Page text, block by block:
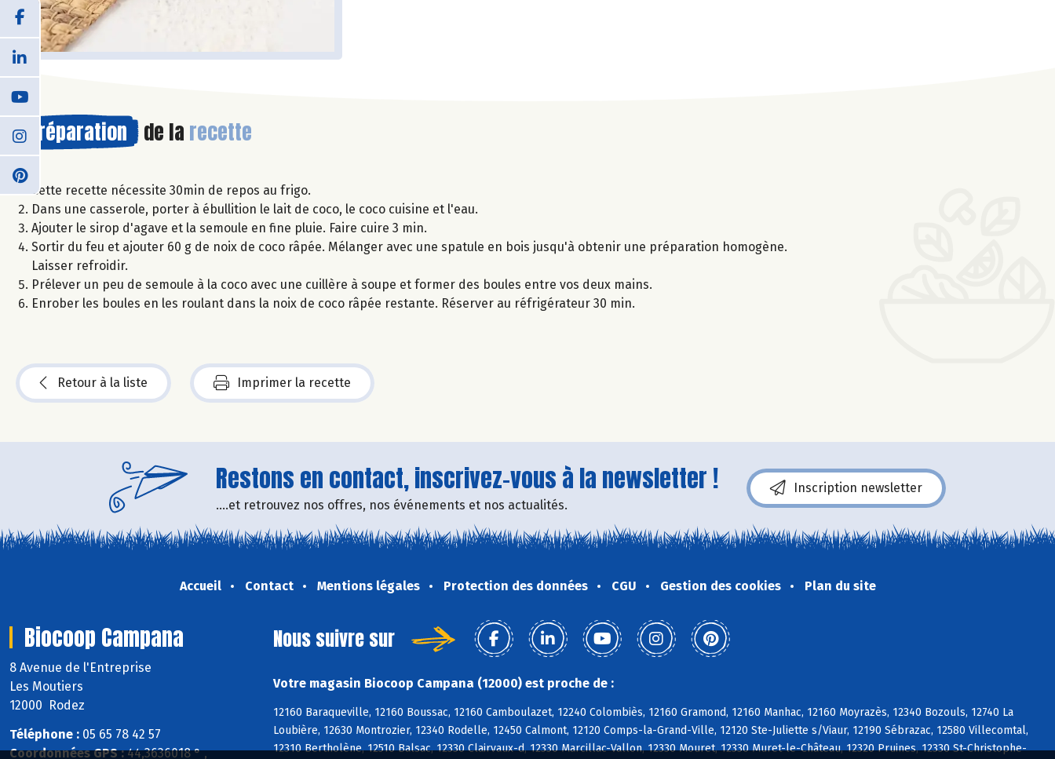
Préparation de la recette
Cette recette nécessite 30min de repos au frigo.
Dans une casserole, porter à ébullition le lait de coco, le coco cuisine et l'eau.
Ajouter le sirop d'agave et la semoule en fine pluie. Faire cuire 3 min.
Sortir du feu et ajouter 60 g de noix de coco râpée. Mélanger avec une spatule en bois jusqu'à obtenir une préparation homogène.
Laisser refroidir.
Prélever un peu de semoule à la coco avec une cuillère à soupe et former des boules entre vos deux mains.
Enrober les boules en les roulant dans la noix de coco râpée restante. Réserver au réfrigérateur 30 min.
Retour à la liste Imprimer la recette
Restons en contact, inscrivez-vous à la newsletter !
....et retrouvez nos offres, nos événements et nos actualités.
Inscription newsletter
Accueil Contact Mentions légales Protection des données CGU Gestion des cookies Plan du site
Biocoop Campana
8 Avenue de l'Entreprise
Les Moutiers
12000 Rodez
Téléphone : 05 65 78 42 57
Coordonnées GPS :44,3636018 ° ,
Nous suivre sur
Votre magasin Biocoop Campana (12000) est proche de :
12160 Baraqueville, 12160 Boussac, 12160 Camboulazet, 12240 Colombiès, 12160 Gramond, 12160 Manhac, 12160 Moyrazès, 12340 Bozouls, 12740 La
Loubière, 12630 Montrozier, 12340 Rodelle, 12450 Calmont, 12120 Comps-la-Grand-Ville, 12120 Ste-Juliette s/Viaur, 12190 Sébrazac, 12580 Villecomtal,
12310 Bertholène, 12510 Balsac, 12330 Clairvaux-d, 12330 Marcillac-Vallon, 12330 Mouret, 12330 Muret-le-Château, 12320 Pruines, 12330 St-Christophe-